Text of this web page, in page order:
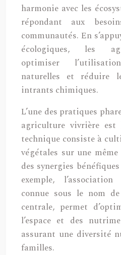
harmonie avec les
répondant aux
communautés. En
écologiques, les
optimiser
naturelles et réduire
intrants chimiques.
L’une des pratiques
agriculture vivrière est
technique consiste à
végétales sur une
des synergies
exemple, l’association
connue sous le nom de
centrale, permet
l’espace et des
assurant une diversité
familles.